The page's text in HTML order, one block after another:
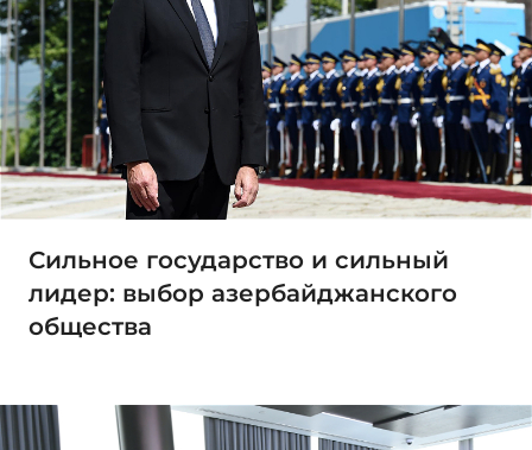
Сильное государство и сильный
лидер: выбор азербайджанского
общества